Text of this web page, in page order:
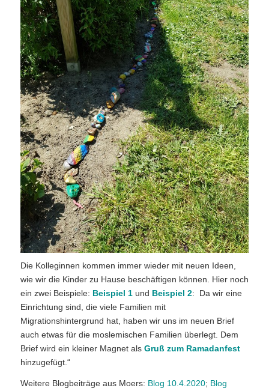
Die Kolleginnen kommen immer wieder mit neuen Ideen,
wie wir die Kinder zu Hause beschäftigen können. Hier noch
ein zwei Beispiele: Beispiel 1 und Beispiel 2: Da wir eine
Einrichtung sind, die viele Familien mit
Migrationshintergrund hat, haben wir uns im neuen Brief
auch etwas für die moslemischen Familien überlegt. Dem
Brief wird ein kleiner Magnet als Gruß zum Ramadanfest
hinzugefügt.“
Weitere Blogbeiträge aus Moers: Blog 10.4.2020; Blog